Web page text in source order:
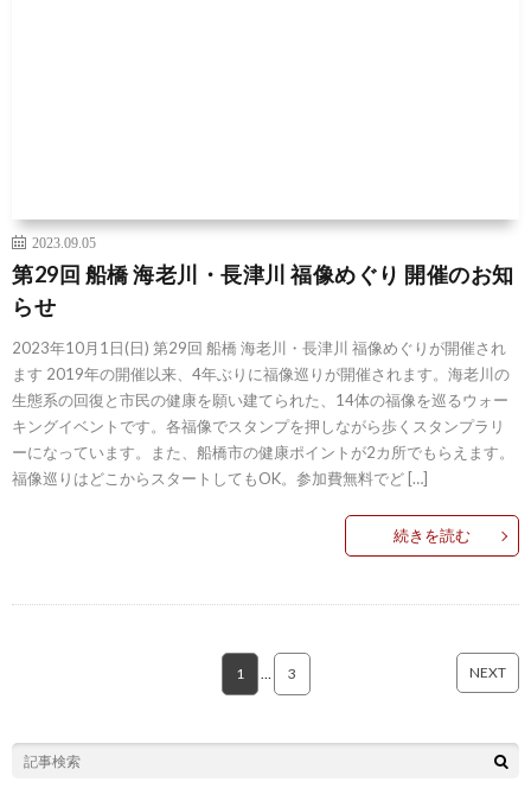
2023.09.05
第29回 船橋 海老川・長津川 福像めぐり 開催のお知
らせ
2023年10月1日(日) 第29回 船橋 海老川・長津川 福像めぐりが開催され
ます 2019年の開催以来、4年ぶりに福像巡りが開催されます。海老川の
生態系の回復と市民の健康を願い建てられた、14体の福像を巡るウォー
キングイベントです。各福像でスタンプを押しながら歩くスタンプラリ
ーになっています。また、船橋市の健康ポイントが2カ所でもらえます。
福像巡りはどこからスタートしてもOK。参加費無料でど […]
続きを読む
1 … 3 NEXT